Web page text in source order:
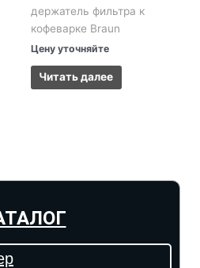
держатель фильтра к
кофеварке Braun
Цену уточняйте
Читать далее